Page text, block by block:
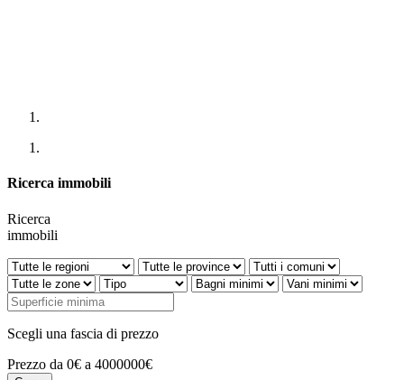
Ricerca immobili
Ricerca
immobili
Scegli una fascia di prezzo
Prezzo da 0€ a 4000000€